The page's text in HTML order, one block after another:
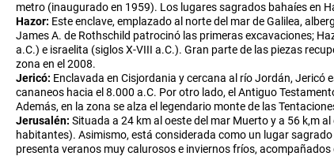
metro (inaugurado en 1959). Los lugares sagrados bahaíes en
Hazor: Este enclave, emplazado al norte del mar de Galilea,
James A. de Rothschild patrocinó las primeras excavaciones;
a.C.) e israelita (siglos X-VIII a.C.). Gran parte de las piezas
zona en el 2008.
Jericó: Enclavada en Cisjordania y cercana al río Jordán,
cananeos hacia el 8.000 a.C. Por otro lado, el Antiguo
Además, en la zona se alza el legendario monte de las
Jerusalén: Situada a 24 km al oeste del mar Muerto y a 56 k,m
habitantes). Asimismo, está considerada como un lugar
presenta veranos muy calurosos e inviernos fríos,